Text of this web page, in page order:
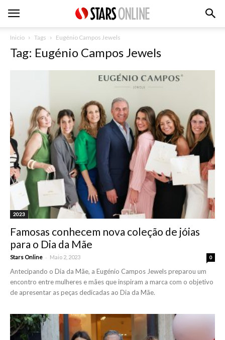
Inicio Tags Eugénio Campos Jewels
Tag: Eugénio Campos Jewels
2023
Famosas conhecem nova coleção de jóias
para o Dia da Mãe
Stars Online - Maio 2, 2023 0
Antecipando o Dia da Mãe, a Eugénio Campos Jewels preparou um
encontro entre mulheres e mães que inspiram a marca com o objetivo
de apresentar as peças dedicadas ao Dia da Mãe.